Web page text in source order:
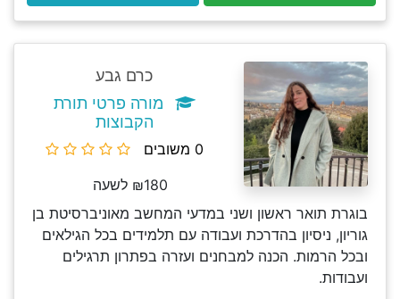
כרם גבע
מורה פרטי תורת
הקבוצות
0 משובים
₪180 לשעה
בוגרת תואר ראשון ושני במדעי המחשב מאוניברסיטת בן
גוריון, ניסיון בהדרכת ועבודה עם תלמידים בכל הגילאים
ובכל הרמות. הכנה למבחנים ועזרה בפתרון תרגילים
ועבודות.